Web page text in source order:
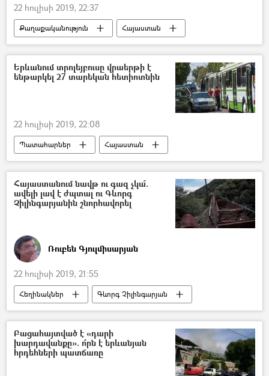
22 հուլիսի 2019, 22:37
Քաղաքականություն
Հայաստան
Վեթինգ
Սահմանադրական դատարան
Երևանում տրոլեյբուսը վրաերթի է
ենթարկել 27 տարեկան հետիոտնին
22 հուլիսի 2019, 22:08
Պատահարներ
Հայաստան
Վթար, պատահար, սպանություն, գողություն
վարորդ
տրոլեյբուս Վրաերթ
Հայաստանում նավթ ու գազ չկա՞.
ավելի լավ է ժպտալ ու Գևորգ
Չիլինգարյանին շնորհավորել
Ռուբեն Գյուլմիսարյան
22 հուլիսի 2019, 21:55
Հեղինակներ
Գևորգ Չիլինգարյան
նավթ
գազ
Բացահայտված է «դարի
խարդավանքը». ո՞րն է երևանյան
հրդեհների պատճառը